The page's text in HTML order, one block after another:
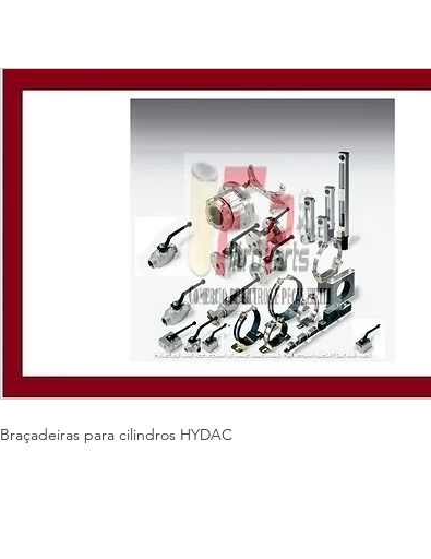
Braçadeiras para cilindros HYDAC